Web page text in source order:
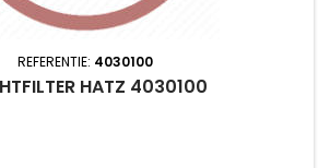
REFERENTIE: 4030100
HATZ 4030100